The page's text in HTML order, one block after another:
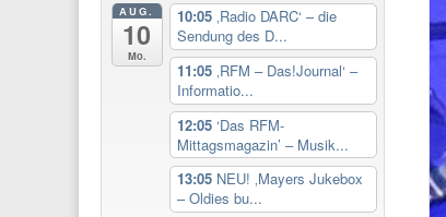
AUG.
10
Mo.
10:05 ‚Radio DARC‘ – die
Sendung des D...
11:05 ‚RFM – Das!Journal‘ –
Informatio...
12:05 ‘Das RFM-
Mittagsmagazin’ – Musik...
13:05 NEU! ‚Mayers Jukebox
– Oldies bu...